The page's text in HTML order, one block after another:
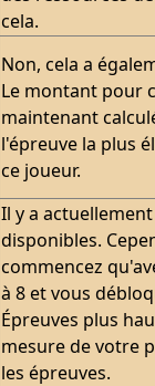
cela.
Non, cela a
Le montant pour
maintenant
l'épreuve la plus
ce joueur.
Il y a
disponibles.
commencez
à 8 et vous
Épreuves plus
mesure de votre
les épreuves.